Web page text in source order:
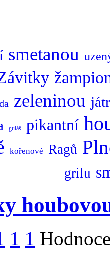
smetanou
zeleninou
guláš pikantní
kořenové Ragů
grilu
1 1